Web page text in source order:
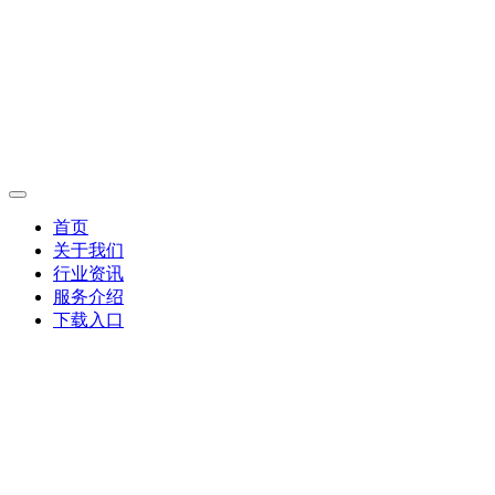
首页
关于我们
行业资讯
服务介绍
下载入口